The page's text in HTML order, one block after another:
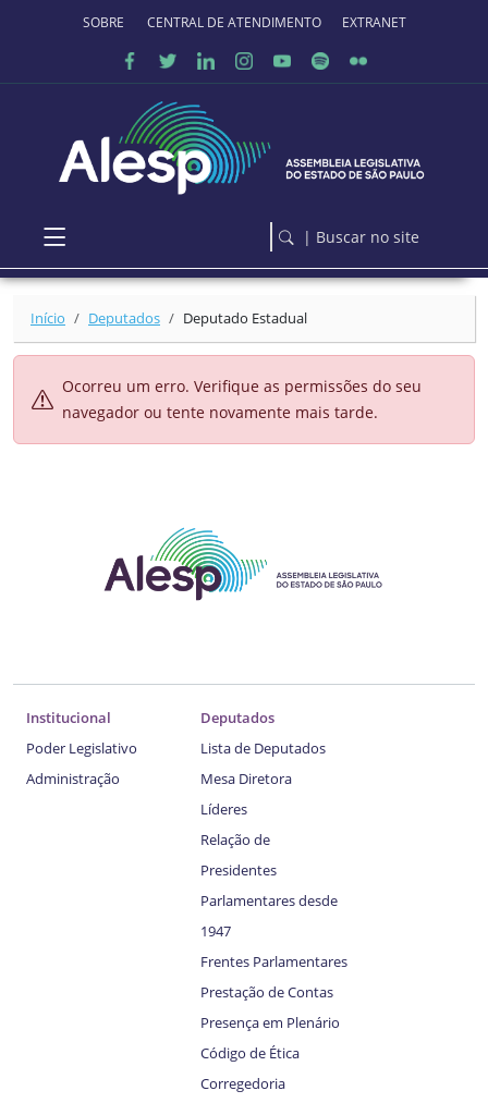
Ir para o conteúdo principal
SOBRE O PORTALCENTRAL DE ATENDIMENTO EXTRANET
| Buscar no site
Início Deputados Deputado Estadual
Ocorreu um erro. Verifique as permissões do seu
navegador ou tente novamente mais tarde.
Institucional
Poder Legislativo
Administração
Deputados
Lista de Deputados
Mesa Diretora
Líderes
Relação de
Presidentes
Parlamentares desde
1947
Frentes Parlamentares
Prestação de Contas
Presença em Plenário
Código de Ética
Corregedoria